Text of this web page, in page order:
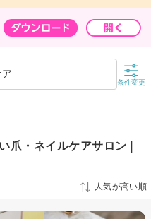
条件変更
爪・ネイルケアサロン |
人気が高い順